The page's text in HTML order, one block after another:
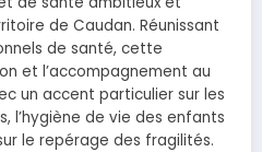
de Caudan. Réunissant
de santé, cette
et l’accompagnement au
un accent particulier sur les
l’hygiène de vie des enfants
le repérage des fragilités.